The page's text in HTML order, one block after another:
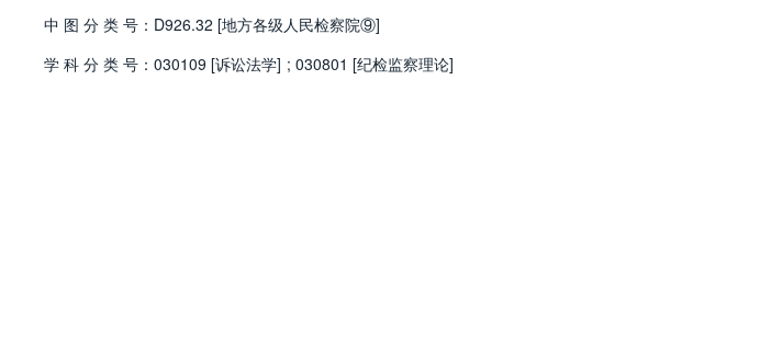
中 图 分 类 号： D926.32 [地方各级人民检察院⑨]
学 科 分 类 号： 030109 [诉讼法学] ; 030801 [纪检监察理论]